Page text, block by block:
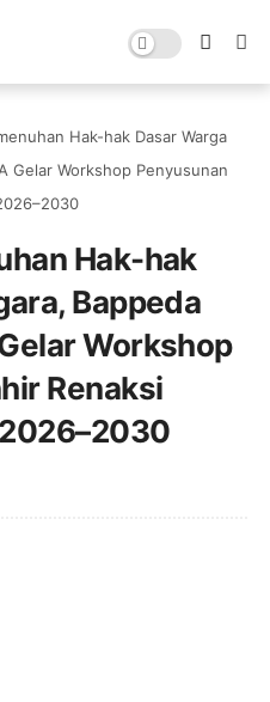
Hak-hak Dasar Warga
Gelar Workshop Penyusunan
Hak-hak
Bappeda
Workshop
Renaksi